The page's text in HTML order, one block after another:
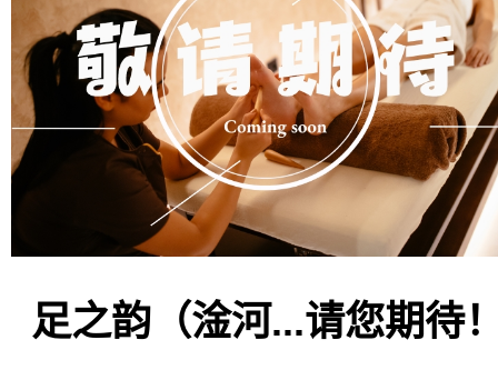
足之韵（淦河...请您期待